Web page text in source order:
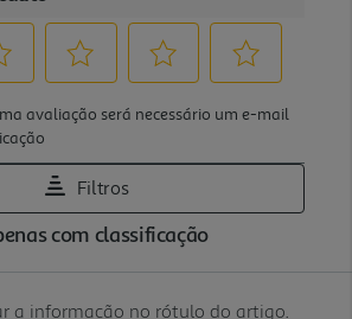
a informação no rótulo do artigo.